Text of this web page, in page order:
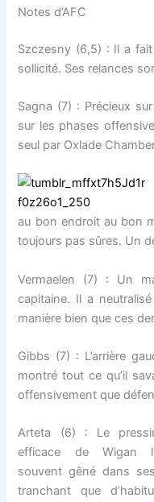
Notes d’AFC
Szczesny (6,5) : Il a
sollicité. Ses relances
Sagna (7) : Précieux
sur les phases
seul par Oxlade
au bon endroit au bon
toujours pas sûres. Un
Vermaelen (7) : Un
capitaine. Il a
manière bien que ces
Gibbs (7) : L’arrière
montré tout ce qu’il
offensivement que
Arteta (6) : Le
efficace de Wigan
souvent gêné dans
tranchant que